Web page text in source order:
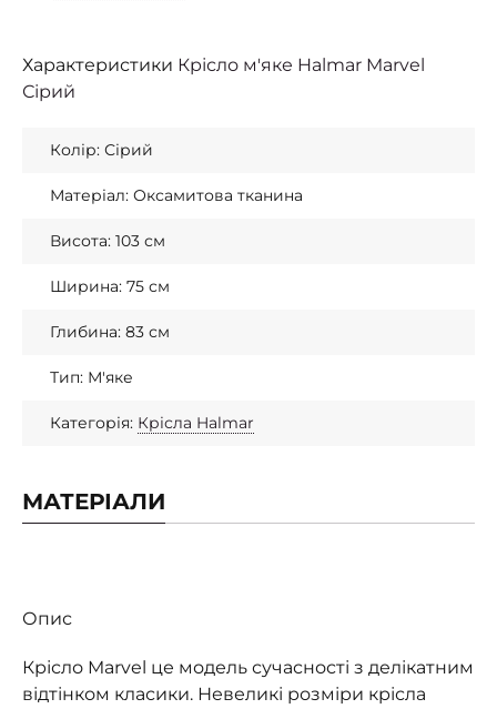
Характеристики Крісло м'яке Halmar Marvel
Сірий
Колір: Сірий
Матеріал: Оксамитова тканина
Висота: 103 см
Ширина: 75 см
Глибина: 83 см
Тип: М'яке
Категорія: Крісла Halmar
МАТЕРІАЛИ
Опис
Крісло Marvel це модель сучасності з делікатним
відтінком класики. Невеликі розміри крісла